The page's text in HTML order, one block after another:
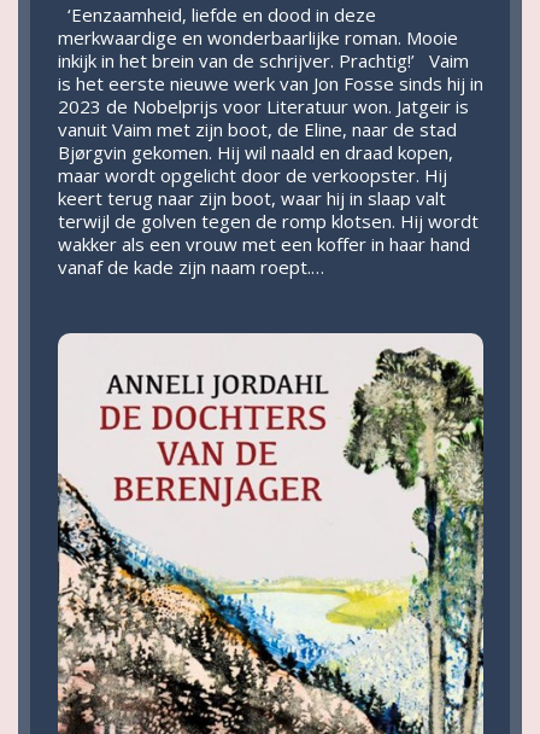
‘Eenzaamheid, liefde en dood in deze
merkwaardige en wonderbaarlijke roman. Mooie
inkijk in het brein van de schrijver. Prachtig!’ Vaim
is het eerste nieuwe werk van Jon Fosse sinds hij in
2023 de Nobelprijs voor Literatuur won. Jatgeir is
vanuit Vaim met zijn boot, de Eline, naar de stad
Bjørgvin gekomen. Hij wil naald en draad kopen,
maar wordt opgelicht door de verkoopster. Hij
keert terug naar zijn boot, waar hij in slaap valt
terwijl de golven tegen de romp klotsen. Hij wordt
wakker als een vrouw met een koffer in haar hand
vanaf de kade zijn naam roept.…